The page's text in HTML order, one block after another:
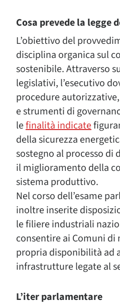
Cosa prevede la legge
L’obiettivo del
disciplina organica sul
sostenibile. Attraverso
legislativi, l’esecutivo
procedure
e strumenti di
lefinalità indicate
della sicurezza
sostegno al processo di
il miglioramento della
sistema produttivo.
Nel corso dell’esame
inoltre inserite
le filiere industriali
consentire ai Comuni di
propria disponibilità ad
infrastrutture legate al
L’iter parlamentare